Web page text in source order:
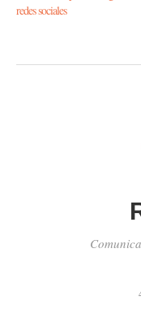
redes sociales